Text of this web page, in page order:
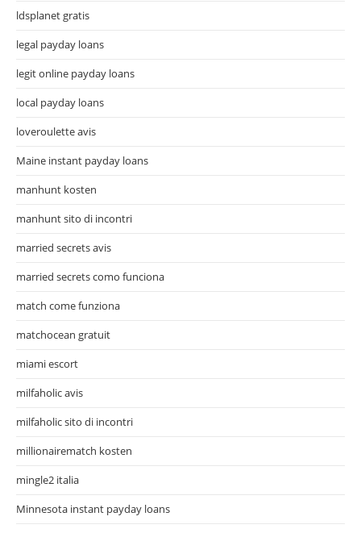
ldsplanet gratis
legal payday loans
legit online payday loans
local payday loans
loveroulette avis
Maine instant payday loans
manhunt kosten
manhunt sito di incontri
married secrets avis
married secrets como funciona
match come funziona
matchocean gratuit
miami escort
milfaholic avis
milfaholic sito di incontri
millionairematch kosten
mingle2 italia
Minnesota instant payday loans